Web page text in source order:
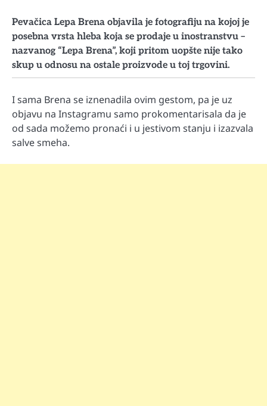
Pevačica Lepa Brena objavila je fotografiju na kojoj je
posebna vrsta hleba koja se prodaje u inostranstvu –
nazvanog “Lepa Brena”, koji pritom uopšte nije tako
skup u odnosu na ostale proizvode u toj trgovini.
I sama Brena se iznenadila ovim gestom, pa je uz
objavu na Instagramu samo prokomentarisala da je
od sada možemo pronaći i u jestivom stanju i izazvala
salve smeha.